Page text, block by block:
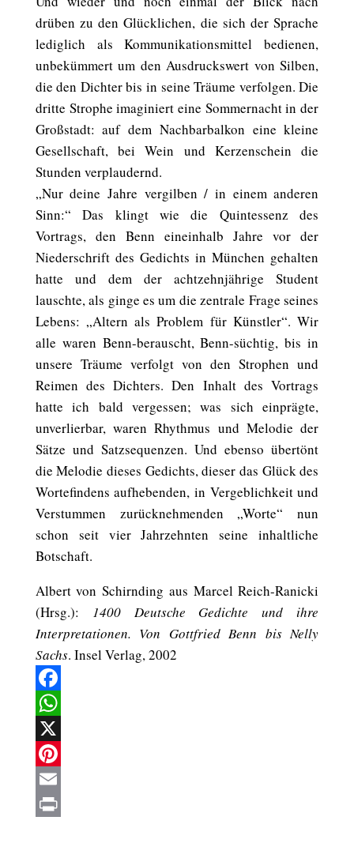
drüben zu den Glücklichen, die sich der Sprache
lediglich als Kommunikationsmittel bedienen,
unbekümmert um den Ausdruckswert von Silben,
die den Dichter bis in seine Träume verfolgen. Die
dritte Strophe imaginiert eine Sommernacht in der
Großstadt: auf dem Nachbarbalkon eine kleine
Gesellschaft, bei Wein und Kerzenschein die
Stunden verplaudernd.
„Nur deine Jahre vergilben / in einem anderen
Sinn:“ Das klingt wie die Quintessenz des
Vortrags, den Benn eineinhalb Jahre vor der
Niederschrift des Gedichts in München gehalten
hatte und dem der achtzehnjährige Student
lauschte, als ginge es um die zentrale Frage seines
Lebens: „Altern als Problem für Künstler“. Wir
alle waren Benn-berauscht, Benn-süchtig, bis in
unsere Träume verfolgt von den Strophen und
Reimen des Dichters. Den Inhalt des Vortrags
hatte ich bald vergessen; was sich einprägte,
unverlierbar, waren Rhythmus und Melodie der
Sätze und Satzsequenzen. Und ebenso übertönt
die Melodie dieses Gedichts, dieser das Glück des
Wortefindens aufhebenden, in Vergeblichkeit und
Verstummen zurücknehmenden „Worte“ nun
schon seit vier Jahrzehnten seine inhaltliche
Botschaft.
Albert von Schirnding aus Marcel Reich-Ranicki
(Hrsg.): 1400 Deutsche Gedichte und ihre
Interpretationen. Von Gottfried Benn bis Nelly
Sachs. Insel Verlag, 2002
Facebook
WhatsApp
X
Pinterest
Email